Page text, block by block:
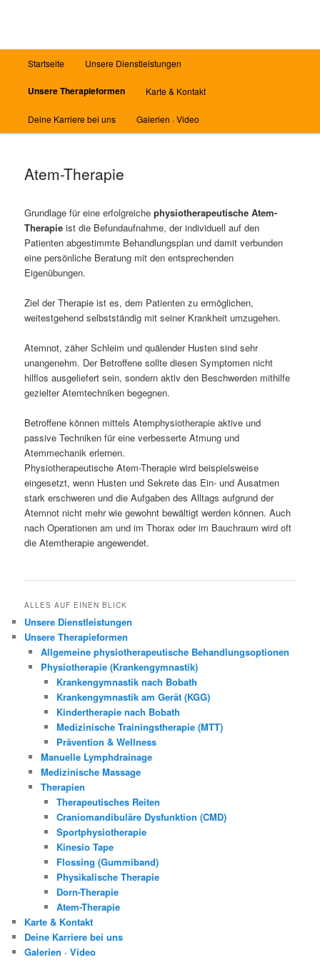
Startseite Unsere Dienstleistungen
Unsere Therapieformen Karte & Kontakt
Deine Karriere bei uns Galerien · Video
Atem-Therapie
Grundlage für eine erfolgreichephysiotherapeutische Atem-
Therapie ist die Befundaufnahme, der individuell auf den
Patienten abgestimmte Behandlungsplan und damit verbunden
eine persönliche Beratung mit den entsprechenden
Eigenübungen.
Ziel der Therapie ist es, dem Patienten zu ermöglichen,
weitestgehend selbstständig mit seiner Krankheit umzugehen.
Atemnot, zäher Schleim und quälender Husten sind sehr
unangenehm. Der Betroffene sollte diesen Symptomen nicht
hilflos ausgeliefert sein, sondern aktiv den Beschwerden mithilfe
gezielter Atemtechniken begegnen.
Betroffene können mittels Atemphysiotherapie aktive und
passive Techniken für eine verbesserte Atmung und
Atemmechanik erlernen.
Physiotherapeutische Atem-Therapie wird beispielsweise
eingesetzt, wenn Husten und Sekrete das Ein- und Ausatmen
stark erschweren und die Aufgaben des Alltags aufgrund der
Atemnot nicht mehr wie gewohnt bewältigt werden können. Auch
nach Operationen am und im Thorax oder im Bauchraum wird oft
die Atemtherapie angewendet.
ALLES AUF EINEN BLICK
Unsere Dienstleistungen
Unsere Therapieformen
Allgemeine physiotherapeutische Behandlungsoptionen
Physiotherapie (Krankengymnastik)
Krankengymnastik nach Bobath
Krankengymnastik am Gerät (KGG)
Kindertherapie nach Bobath
Medizinische Trainingstherapie (MTT)
Prävention & Wellness
Manuelle Lymphdrainage
Medizinische Massage
Therapien
Therapeutisches Reiten
Craniomandibuläre Dysfunktion (CMD)
Sportphysiotherapie
Kinesio Tape
Flossing (Gummiband)
Physikalische Therapie
Dorn-Therapie
Atem-Therapie
Karte & Kontakt
Deine Karriere bei uns
Galerien · Video